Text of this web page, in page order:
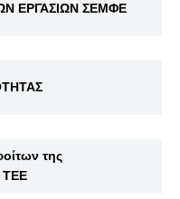
ΕΡΓΑΣΙΩΝ ΣΕΜΦΕ
της